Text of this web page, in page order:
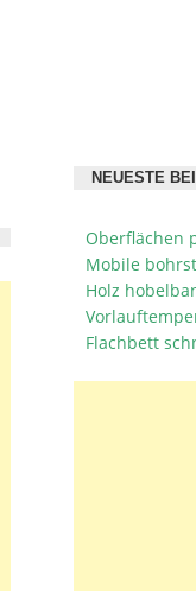
NEUESTE
Oberflächen
Mobile
Holz
Flachbett